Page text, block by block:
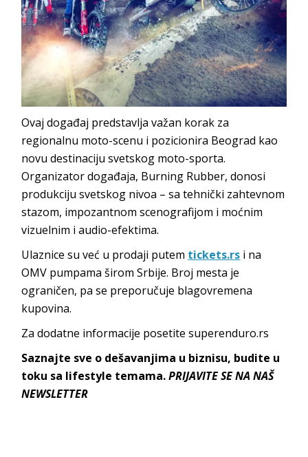
Ovaj događaj predstavlja važan korak za
regionalnu moto-scenu i pozicionira Beograd kao
novu destinaciju svetskog moto-sporta.
Organizator događaja, Burning Rubber, donosi
produkciju svetskog nivoa – sa tehnički zahtevnom
stazom, impozantnom scenografijom i moćnim
vizuelnim i audio-efektima.
Ulaznice su već u prodaji putem tickets.rs i na
OMV pumpama širom Srbije. Broj mesta je
ograničen, pa se preporučuje blagovremena
kupovina.
Za dodatne informacije posetite superenduro.rs
Saznajte sve o dešavanjima u biznisu, budite u
toku sa lifestyle temama.PRIJAVITE SE NA NAŠ
NEWSLETTER